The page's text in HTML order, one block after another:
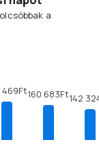
a
469Ft160 683Ft142